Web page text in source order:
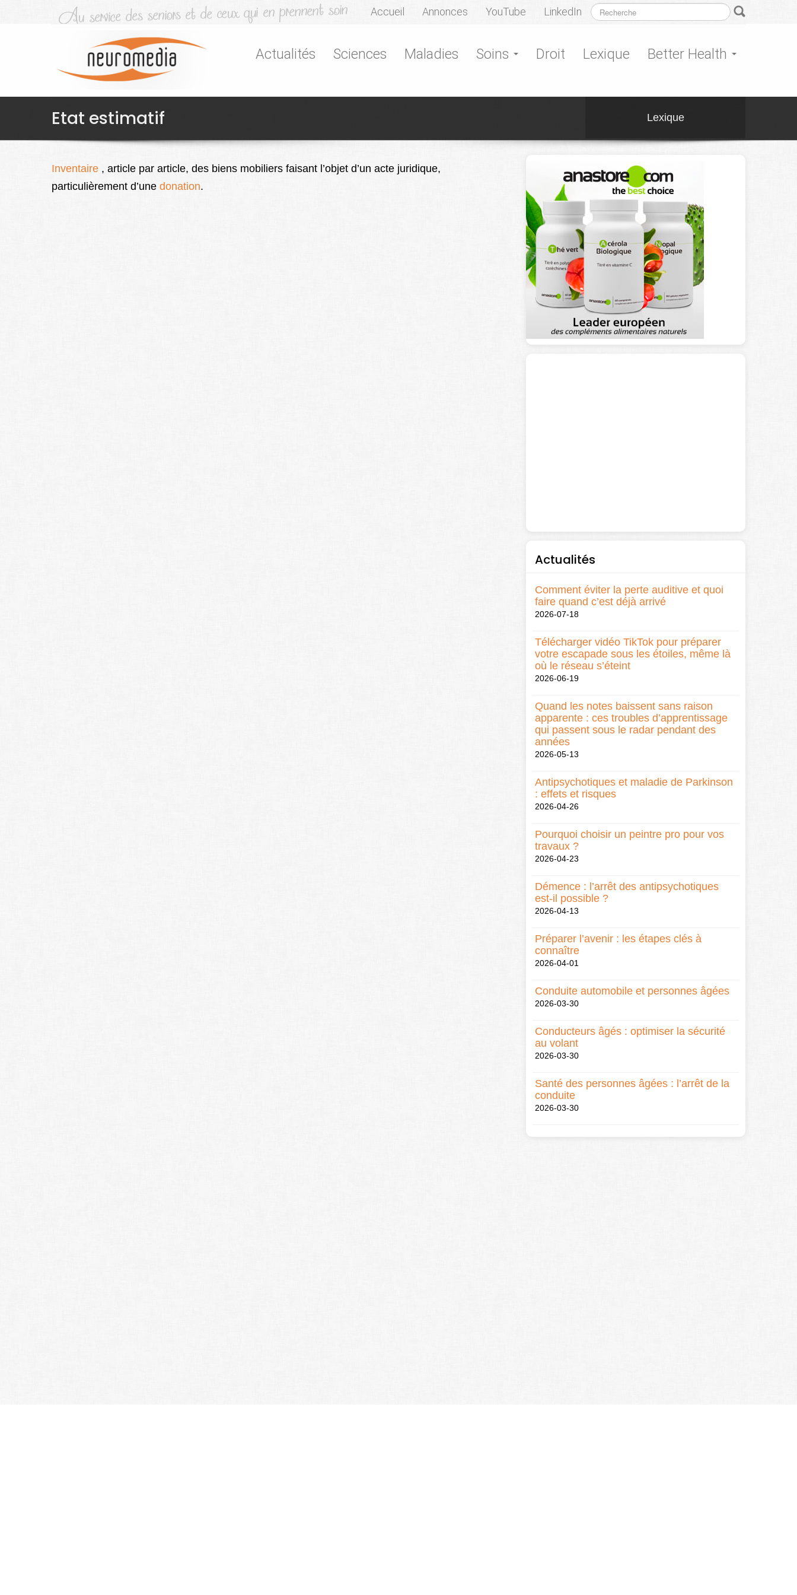
Accueil Annonces YouTube LinkedIn
Actualités Sciences Maladies Soins Droit Lexique Better Health
Etat estimatif Lexique
Inventaire , article par article, des biens mobiliers faisant l’objet d’un acte juridique,
particulièrement d’une donation.
Actualités
Comment éviter la perte auditive et quoi
faire quand c’est déjà arrivé
2026-07-18
Télécharger vidéo TikTok pour préparer
votre escapade sous les étoiles, même là
où le réseau s’éteint
2026-06-19
Quand les notes baissent sans raison
apparente : ces troubles d’apprentissage
qui passent sous le radar pendant des
années
2026-05-13
Antipsychotiques et maladie de Parkinson
: effets et risques
2026-04-26
Pourquoi choisir un peintre pro pour vos
travaux ?
2026-04-23
Démence : l’arrêt des antipsychotiques
est-il possible ?
2026-04-13
Préparer l’avenir : les étapes clés à
connaître
2026-04-01
Conduite automobile et personnes âgées
2026-03-30
Conducteurs âgés : optimiser la sécurité
au volant
2026-03-30
Santé des personnes âgées : l’arrêt de la
conduite
2026-03-30